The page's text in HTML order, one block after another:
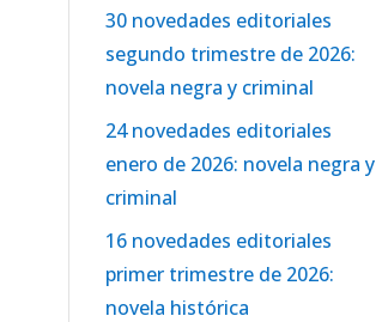
30 novedades editoriales
segundo trimestre de 2026:
novela negra y criminal
24 novedades editoriales
enero de 2026: novela negra y
criminal
16 novedades editoriales
primer trimestre de 2026:
novela histórica